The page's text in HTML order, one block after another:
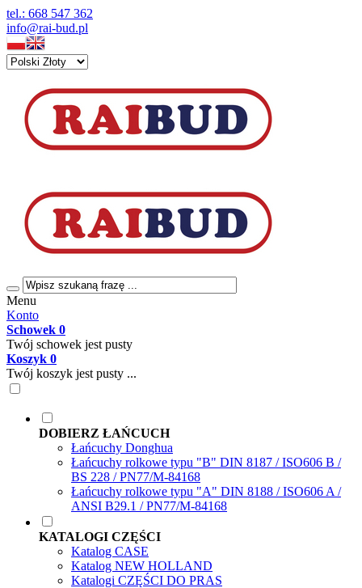
tel.: 668 547 362
info@rai-bud.pl
Menu
Konto
Schowek 0
Twój schowek jest pusty
Koszyk 0
Twój koszyk jest pusty ...
DOBIERZ ŁAŃCUCH
Łańcuchy Donghua
Łańcuchy rolkowe typu "B" DIN 8187 / ISO606 B /
BS 228 / PN77/M-84168
Łańcuchy rolkowe typu "A" DIN 8188 / ISO606 A /
ANSI B29.1 / PN77/M-84168
KATALOGI CZĘŚCI
Katalog CASE
Katalog NEW HOLLAND
Katalogi CZĘŚCI DO PRAS